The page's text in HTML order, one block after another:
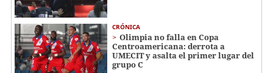
CRÓNICA
Olimpia no falla en Copa
Centroamericana: derrota a
UMECIT y asalta el primer lugar del
grupo C